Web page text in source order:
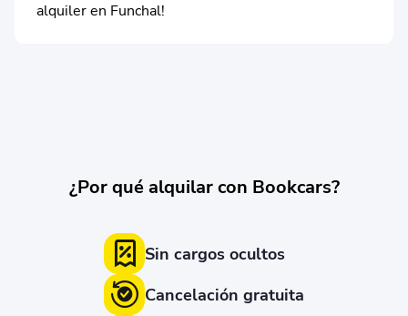
alquiler en Funchal!
¿Por qué alquilar con Bookcars?
Sin cargos ocultos
Cancelación gratuita